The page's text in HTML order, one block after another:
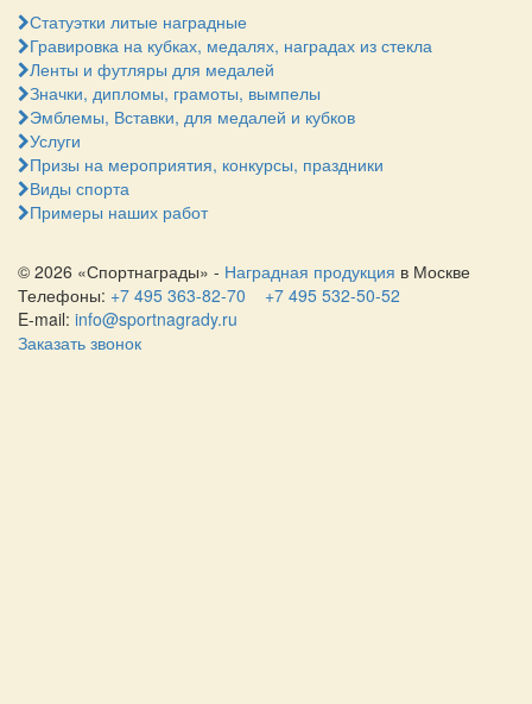
Статуэтки литые наградные
Гравировка на кубках, медалях, наградах из стекла
Ленты и футляры для медалей
Значки, дипломы, грамоты, вымпелы
Эмблемы, Вставки, для медалей и кубков
Услуги
Призы на мероприятия, конкурсы, праздники
Виды спорта
Примеры наших работ
© 2026 «Спортнаграды» - Наградная продукция в Москве
Телефоны: +7 495 363-82-70
+7 495 532-50-52
E-mail: info@sportnagrady.ru
Заказать звонок